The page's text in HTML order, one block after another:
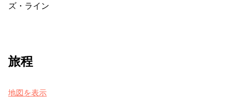
ズ・ライン
旅程
地図を表示